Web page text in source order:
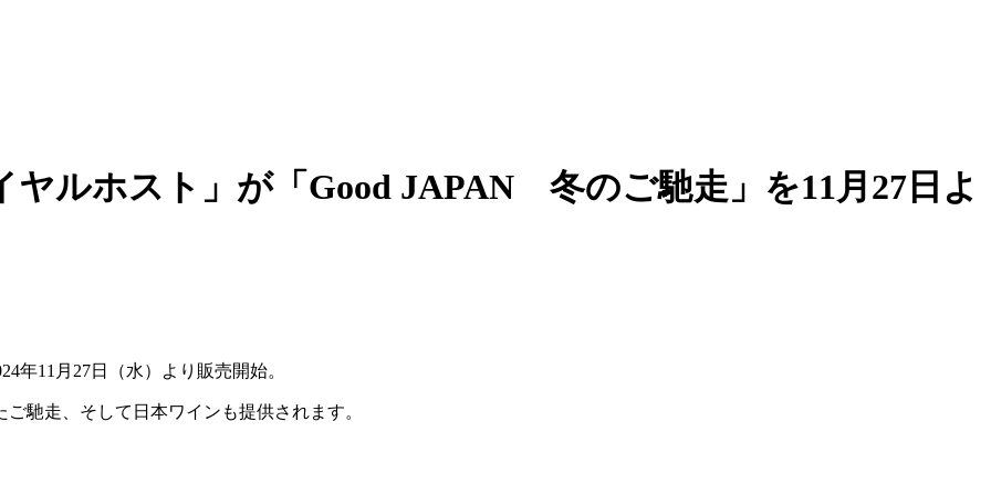
ルホスト」が「Good JAPAN 冬のご馳走」を11月27日よ
年11月27日（水）より販売開始。
馳走、そして日本ワインも提供されます。